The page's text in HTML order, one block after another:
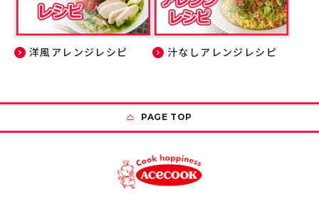
洋風アレンジレシピ 汁なしアレンジレシピ
PAGE TOP